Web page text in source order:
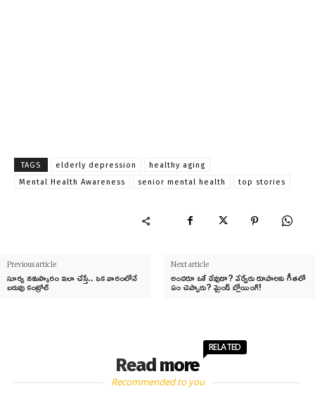
TAGS elderly depression
healthy aging
Mental Health Awareness
senior mental health top stories
Previous article
సూర్య నమస్కారం ఇలా చేస్తే.. ఒక వారంలోనే
బరువు కంట్రోల్
Next article
అందరూ ఒకే దేవుడా? వేర్వేరు రూపాలకు గీతలో
ఏం చెప్పారు? మైండ్ బ్లోయింగ్!
Read more
RELATED
Recommended to you